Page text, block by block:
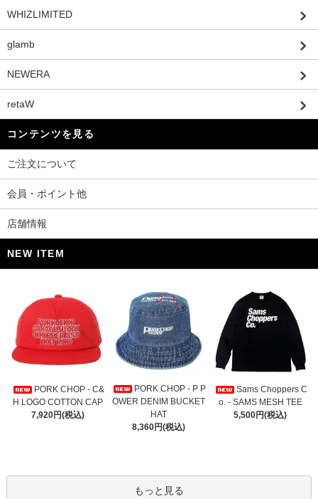
WHIZLIMITED
glamb
NEWERA
retaW
コンテンツを見る
ご注文について
会員・ポイント他
店舗情報
NEW ITEM
PORK CHOP - C&
H LOGO COTTON CAP
7,920円(税込)
PORK CHOP - P P
OWER DENIM BUCKET
HAT
8,360円(税込)
Sams Choppers C
o. - SAMS MESH TEE
5,500円(税込)
もっと見る